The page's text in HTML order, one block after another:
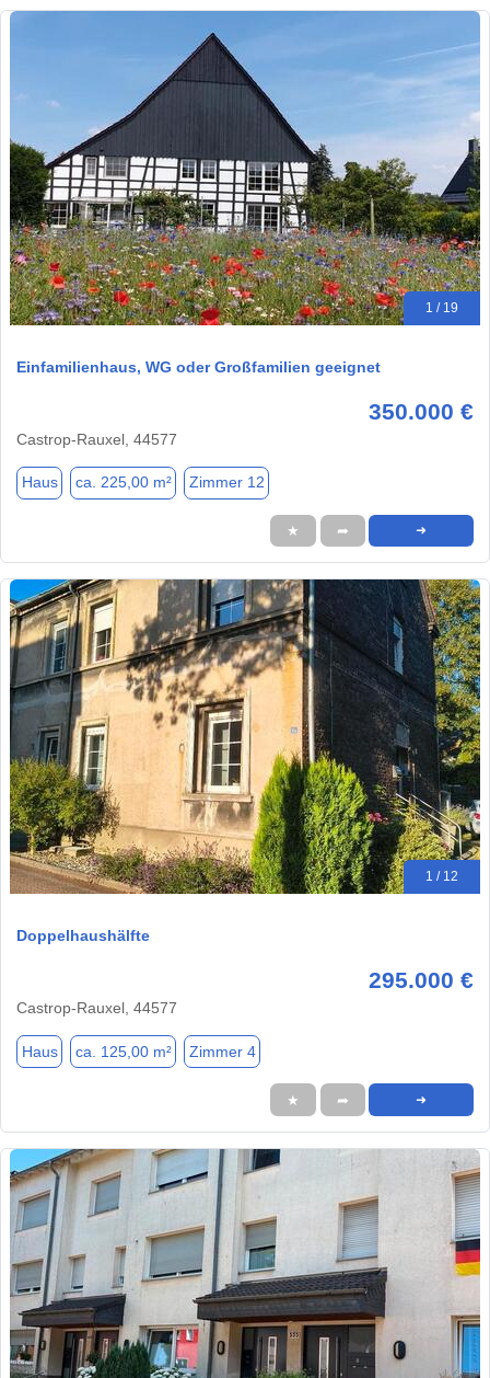
1 / 19
Einfamilienhaus, WG oder Großfamilien geeignet
350.000 €
Castrop-Rauxel, 44577
Haus ca. 225,00 m² Zimmer 12
★ ➦ ➜
1 / 12
Doppelhaushälfte
295.000 €
Castrop-Rauxel, 44577
Haus ca. 125,00 m² Zimmer 4
★ ➦ ➜